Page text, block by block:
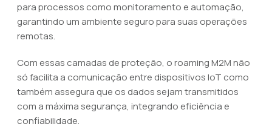
para processos como monitoramento e automação,
garantindo um ambiente seguro para suas operações
remotas.
Com essas camadas de proteção, o roaming M2M não
só facilita a comunicação entre dispositivos IoT como
também assegura que os dados sejam transmitidos
com a máxima segurança, integrando eficiência e
confiabilidade.